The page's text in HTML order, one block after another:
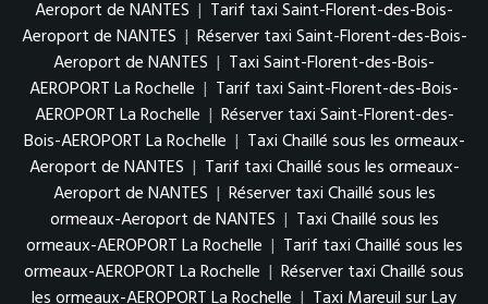
Aeroport de NANTES | Tarif taxi Saint-Florent-des-Bois-
Aeroport de NANTES | Réserver taxi Saint-Florent-des-Bois-
Aeroport de NANTES | Taxi Saint-Florent-des-Bois-
AEROPORT La Rochelle | Tarif taxi Saint-Florent-des-Bois-
AEROPORT La Rochelle | Réserver taxi Saint-Florent-des-
Bois-AEROPORT La Rochelle | Taxi Chaillé sous les ormeaux-
Aeroport de NANTES | Tarif taxi Chaillé sous les ormeaux-
Aeroport de NANTES | Réserver taxi Chaillé sous les
ormeaux-Aeroport de NANTES | Taxi Chaillé sous les
ormeaux-AEROPORT La Rochelle | Tarif taxi Chaillé sous les
ormeaux-AEROPORT La Rochelle | Réserver taxi Chaillé sous